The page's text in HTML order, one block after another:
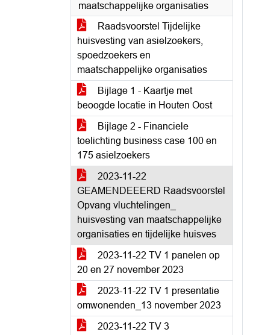
maatschappelijke organisaties
Raadsvoorstel Tijdelijke
huisvesting van asielzoekers,
spoedzoekers en
maatschappelijke organisaties
Bijlage 1 - Kaartje met
beoogde locatie in Houten Oost
Bijlage 2 - Financiele
toelichting business case 100 en
175 asielzoekers
2023-11-22
GEAMENDEEERD Raadsvoorstel
Opvang vluchtelingen_
huisvesting van maatschappelijke
organisaties en tijdelijke huisves
2023-11-22 TV 1 panelen op
20 en 27 november 2023
2023-11-22 TV 1 presentatie
omwonenden_13 november 2023
2023-11-22 TV 3